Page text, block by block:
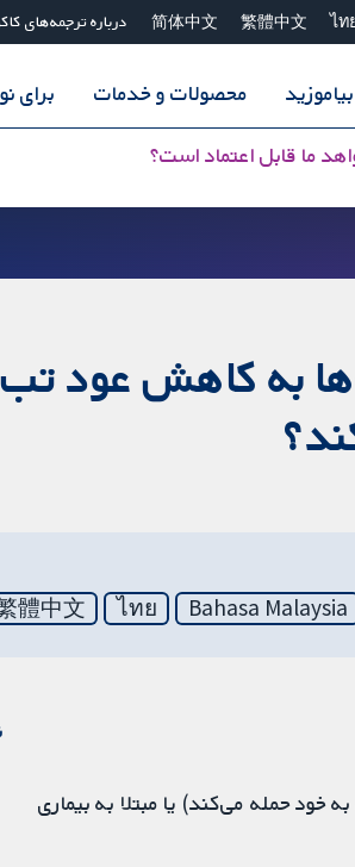
ไท
繁體中文
简体中文 درباره ترجمه‌های
ما قابل اعتماد است؟
بیاموزید محصولات و خدمات برای
به کاهش عود
Bahasa Malaysia
ไทย
體中文
خود حمله می‌کند) یا مبتلا به بیماری